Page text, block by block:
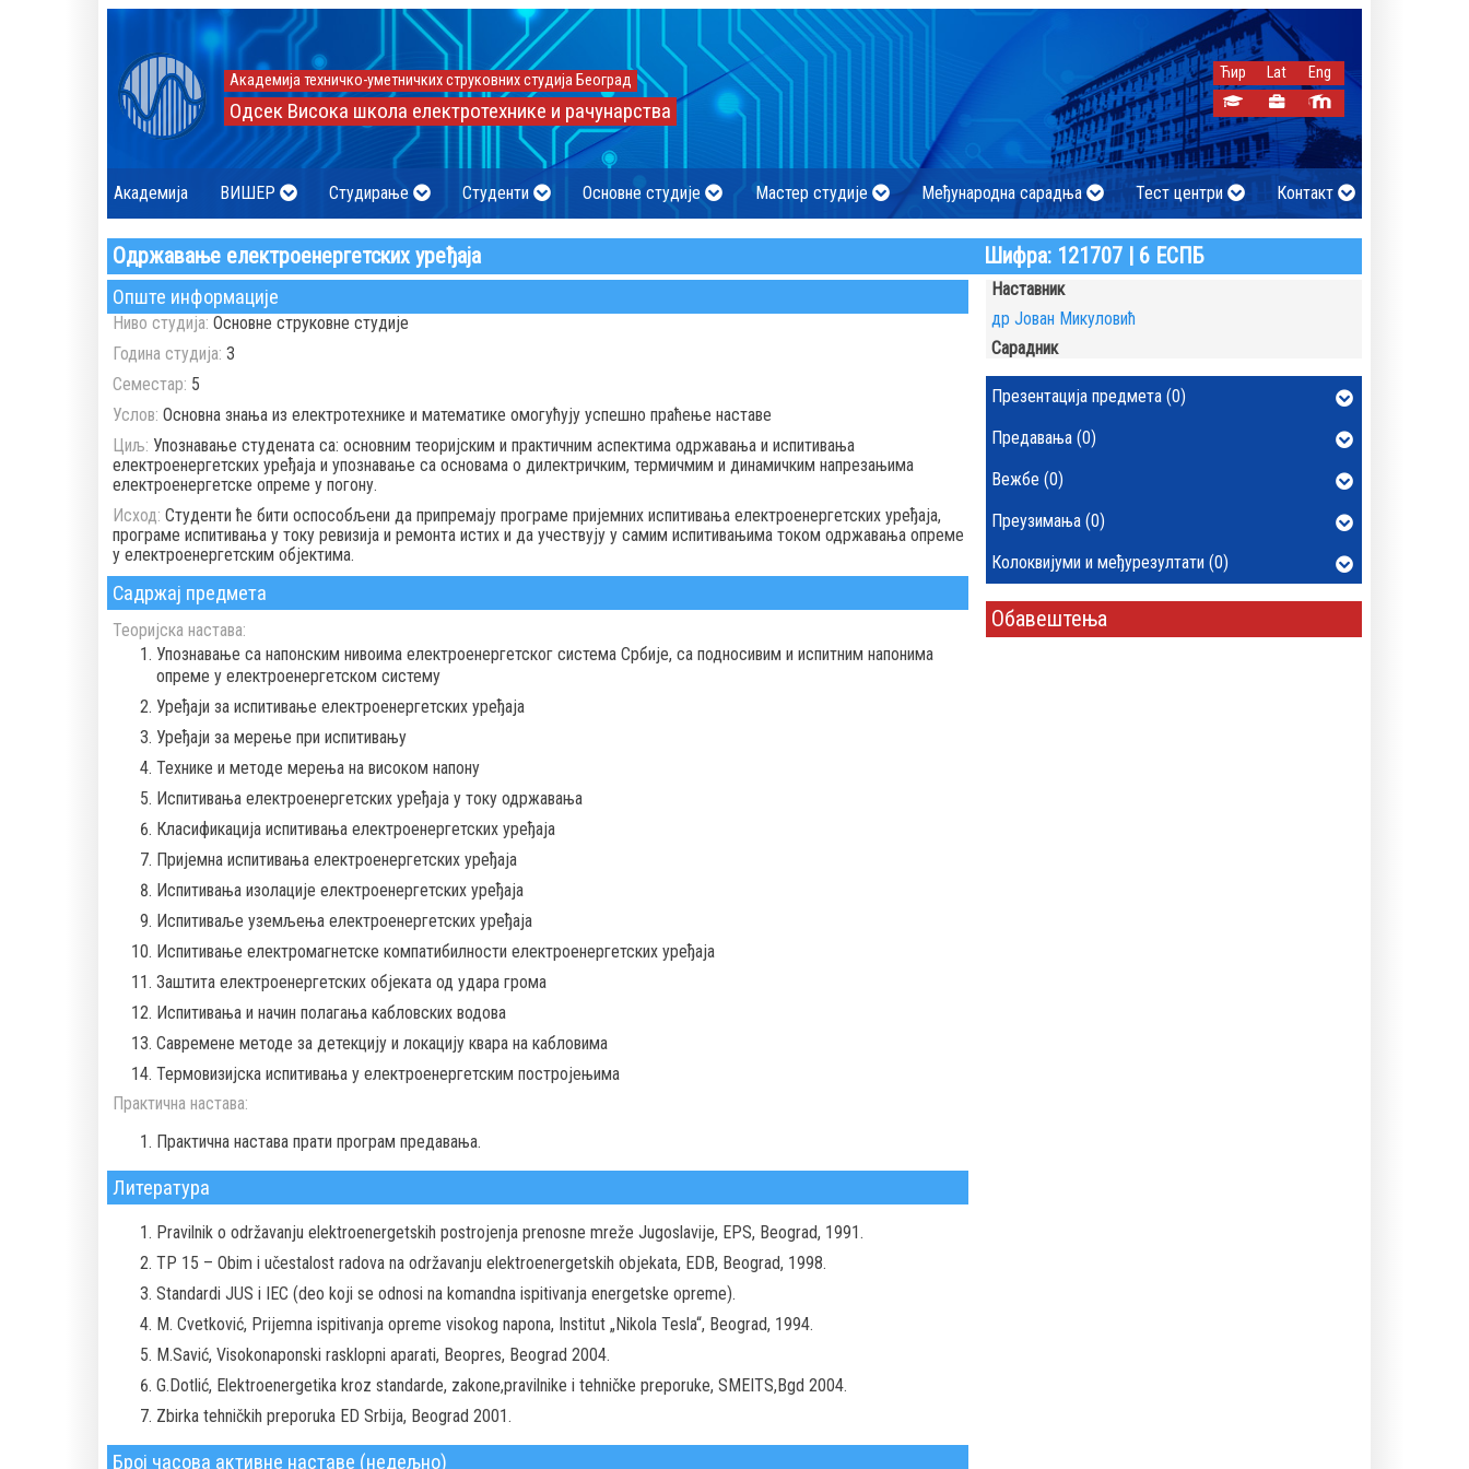
Академија техничко-уметничких струковних студија Београд
Одсек Висока школа електротехнике и рачунарства
Ћир Lat Eng
Академија ВИШЕР Студирање Студенти Основне студије Мастер студије Међународна сарадња Тест центри Контакт
Одржавање електроенергетских уређаја Шифра: 121707 | 6 ЕСПБ
Опште информације
Ниво студија: Основне струковне студије
Година студија: 3
Семестар: 5
Услов: Основна знања из електротехнике и математике омогућују успешно праћење наставе
Циљ: Упознавање студената са: основним теоријским и практичним аспектима одржавања и испитивања
електроенергетских уређаја и упознавање са основама о дилектричким, термичмим и динамичким напрезањима
електроенергетске опреме у погону.
Исход: Студенти ће бити оспособљени да припремају програме пријемних испитивања електроенергетских уређаја,
програме испитивања у току ревизија и ремонта истих и да учествују у самим испитивањима током одржавања опреме
у електроенергетским објектима.
Садржај предмета
Теоријска настава:
Упознавање са напонским нивоима електроенергетског система Србије, са подносивим и испитним напонима
опреме у електроенергетском систему
Уређаји за испитивање електроенергетских уређаја
Уређаји за мерење при испитивању
Технике и методе мерења на високом напону
Испитивања електроенергетских уређаја у току одржавања
Класификација испитивања електроенергетских уређаја
Пријемна испитивања електроенергетских уређаја
Испитивања изолације електроенергетских уређаја
Испитиваље уземљења електроенергетских уређаја
Испитивање електромагнетске компатибилности електроенергетских уређаја
Заштита електроенергетских објеката од удара грома
Испитивања и начин полагања кабловских водова
Савремене методе за детекцију и локацију квара на кабловима
Термовизијска испитивања у електроенергетским постројењима
Практична настава:
Практична настава прати програм предавања.
Литература
Pravilnik o održavanju elektroenergetskih postrojenja prenosne mreže Jugoslavije, EPS, Beograd, 1991.
TP 15 – Obim i učestalost radova na održavanju elektroenergetskih objekata, EDB, Beograd, 1998.
Standardi JUS i IEC (deo koji se odnosi na komandna ispitivanja energetske opreme).
M. Cvetković, Prijemna ispitivanja opreme visokog napona, Institut „Nikola Tesla“, Beograd, 1994.
M.Savić, Visokonaponski rasklopni aparati, Beopres, Beograd 2004.
G.Dotlić, Elektroenergetika kroz standarde, zakone,pravilnike i tehničke preporuke, SMEITS,Bgd 2004.
Zbirka tehničkih preporuka ED Srbija, Beograd 2001.
Број часова активне наставе (недељно)
Наставник
др Јован Микуловић
Сарадник
Презентација предмета (0)
Предавања (0)
Вежбе (0)
Преузимања (0)
Колоквијуми и међурезултати (0)
Обавештења